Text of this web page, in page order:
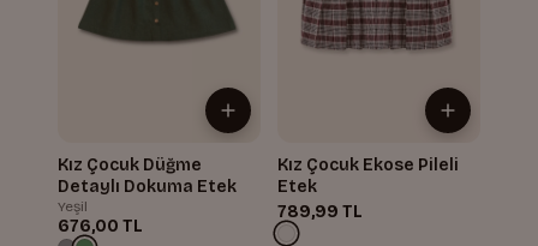
Kız Çocuk Düğme
Detaylı Dokuma Etek
Yeşil
676,00 TL
Kız Çocuk Ekose Pileli
Etek
789,99 TL